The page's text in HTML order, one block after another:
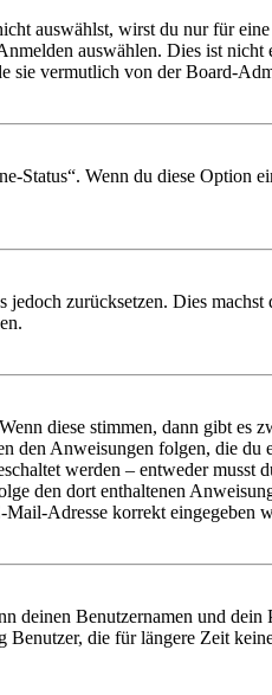
auswählst, wirst du nur für
auswählen. Dies ist
sie vermutlich von der Board-
Wenn du diese Option
zurücksetzen. Dies
diese stimmen, dann gibt es
den Anweisungen folgen, die
werden – entweder musst
den dort enthaltenen
Adresse korrekt eingegeben
Benutzernamen und
die für längere Zeit